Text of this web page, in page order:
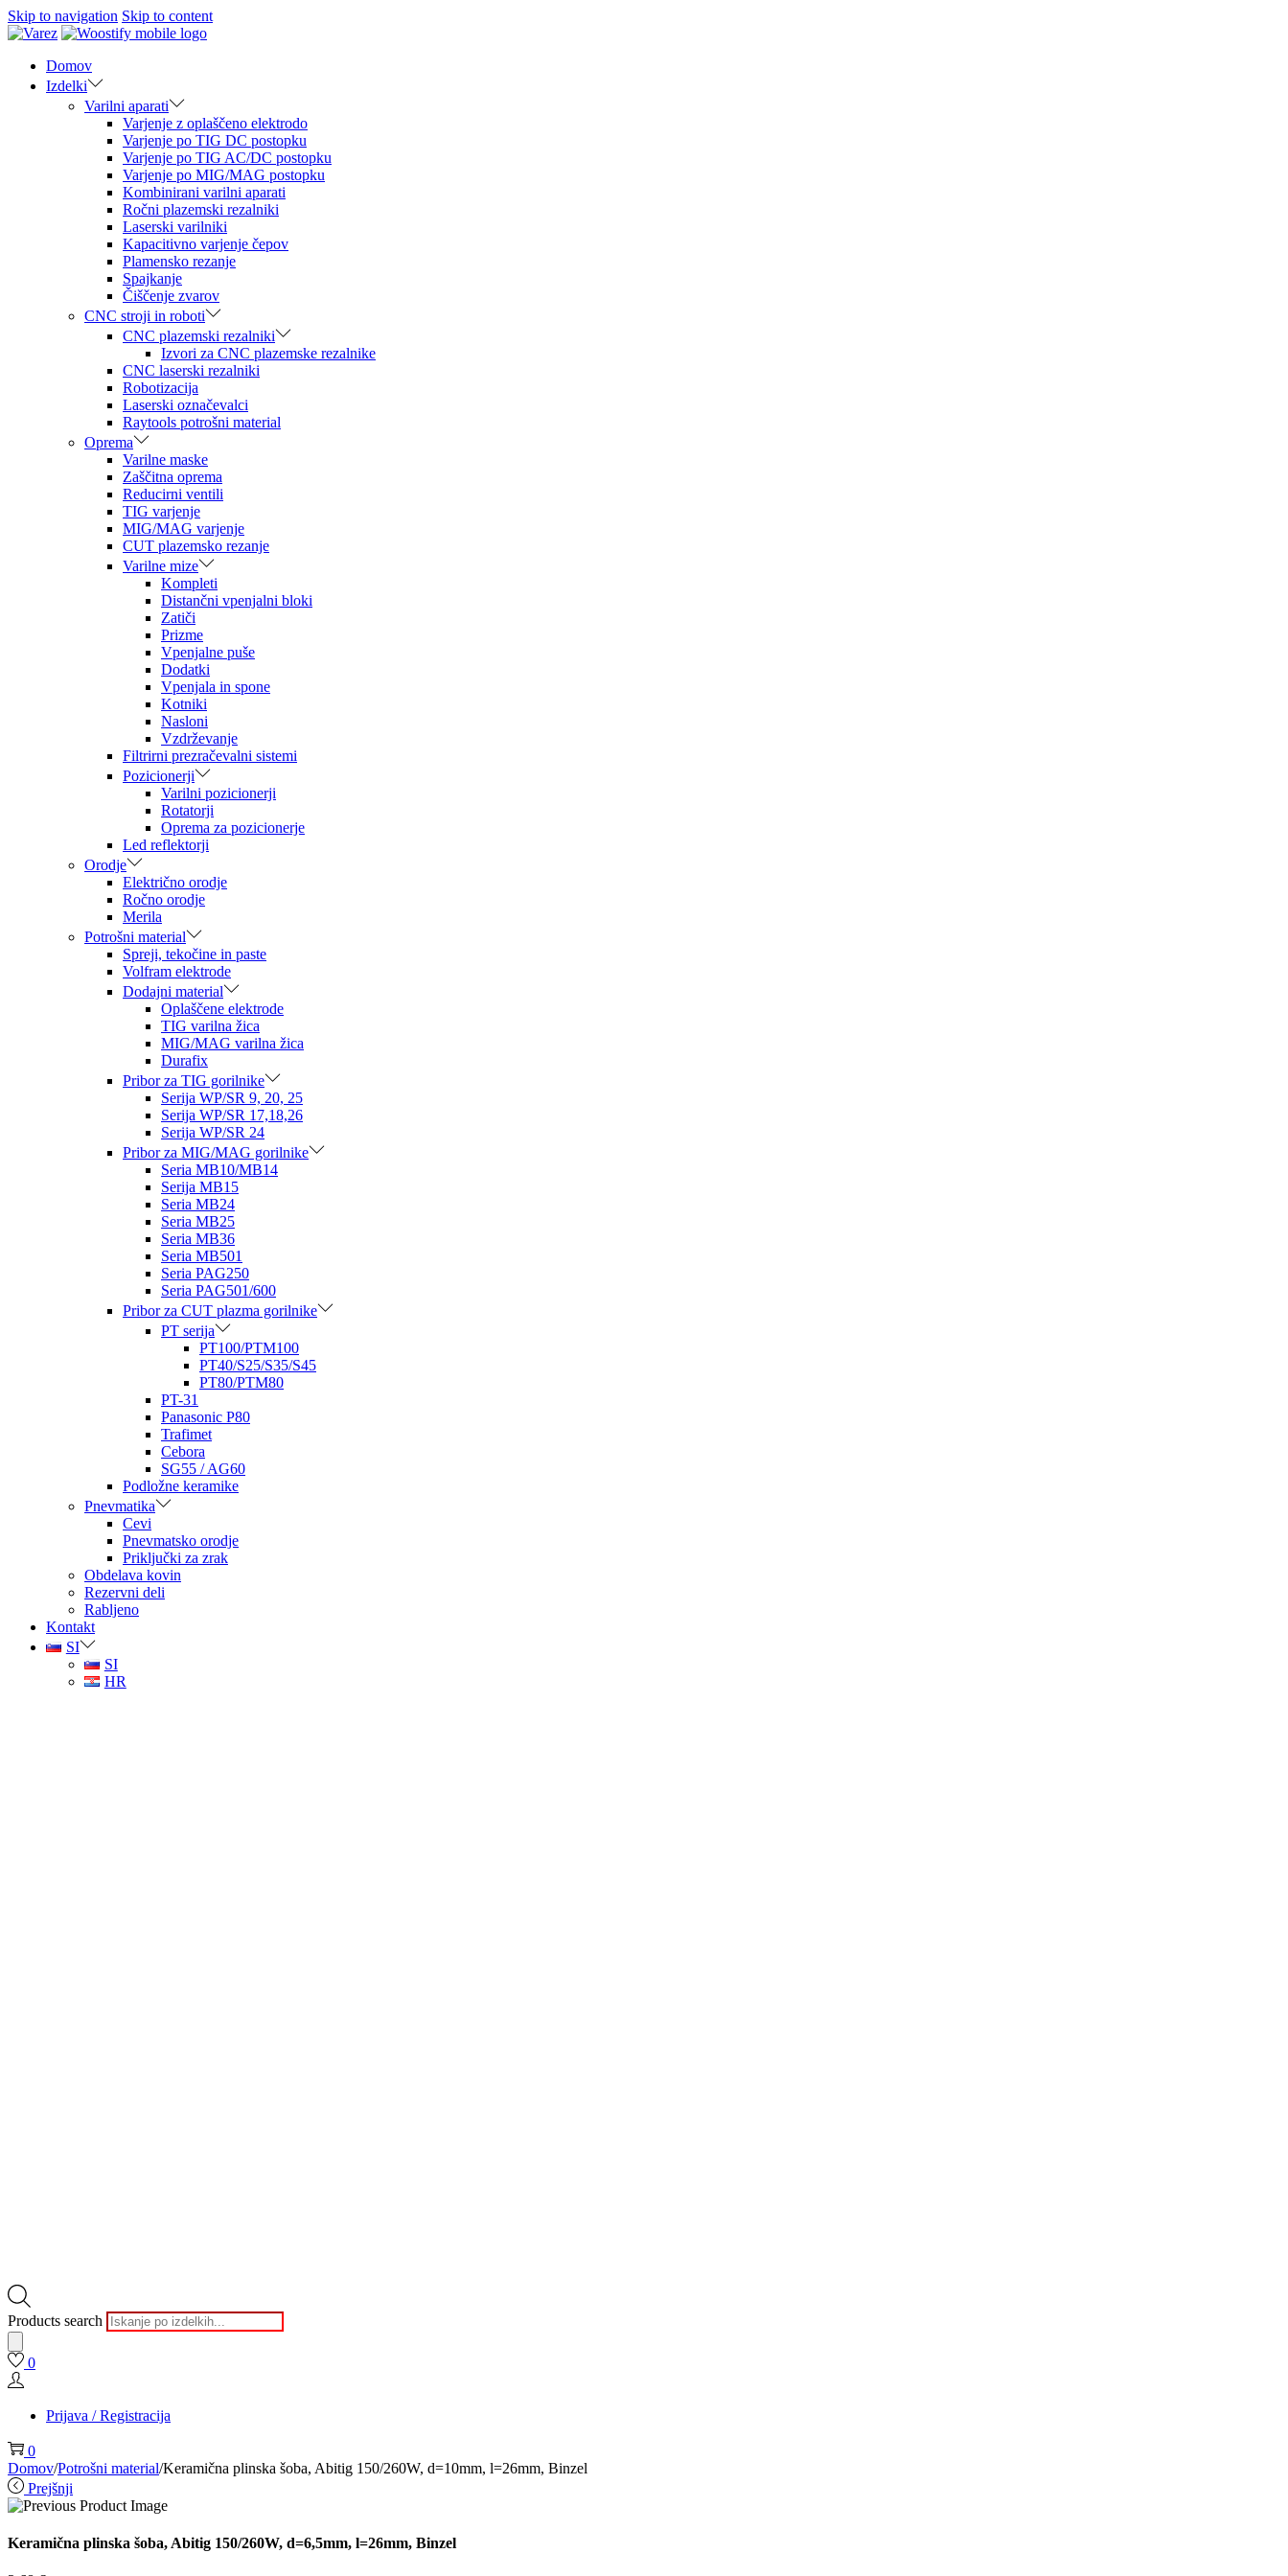
Skip to navigation Skip to content
Domov
Izdelki
Varilni aparati
Varjenje z oplaščeno elektrodo
Varjenje po TIG DC postopku
Varjenje po TIG AC/DC postopku
Varjenje po MIG/MAG postopku
Kombinirani varilni aparati
Ročni plazemski rezalniki
Laserski varilniki
Kapacitivno varjenje čepov
Plamensko rezanje
Spajkanje
Čiščenje zvarov
CNC stroji in roboti
CNC plazemski rezalniki
Izvori za CNC plazemske rezalnike
CNC laserski rezalniki
Robotizacija
Laserski označevalci
Raytools potrošni material
Oprema
Varilne maske
Zaščitna oprema
Reducirni ventili
TIG varjenje
MIG/MAG varjenje
CUT plazemsko rezanje
Varilne mize
Kompleti
Distančni vpenjalni bloki
Zatiči
Prizme
Vpenjalne puše
Dodatki
Vpenjala in spone
Kotniki
Nasloni
Vzdrževanje
Filtrirni prezračevalni sistemi
Pozicionerji
Varilni pozicionerji
Rotatorji
Oprema za pozicionerje
Led reflektorji
Orodje
Električno orodje
Ročno orodje
Merila
Potrošni material
Spreji, tekočine in paste
Volfram elektrode
Dodajni material
Oplaščene elektrode
TIG varilna žica
MIG/MAG varilna žica
Durafix
Pribor za TIG gorilnike
Serija WP/SR 9, 20, 25
Serija WP/SR 17,18,26
Serija WP/SR 24
Pribor za MIG/MAG gorilnike
Seria MB10/MB14
Serija MB15
Seria MB24
Seria MB25
Seria MB36
Seria MB501
Seria PAG250
Seria PAG501/600
Pribor za CUT plazma gorilnike
PT serija
PT100/PTM100
PT40/S25/S35/S45
PT80/PTM80
PT-31
Panasonic P80
Trafimet
Cebora
SG55 / AG60
Podložne keramike
Pnevmatika
Cevi
Pnevmatsko orodje
Priključki za zrak
Obdelava kovin
Rezervni deli
Rabljeno
Kontakt
SI
SI
HR
Products search
0
Prijava / Registracija
0
Domov/Potrošni material/Keramična plinska šoba, Abitig 150/260W, d=10mm, l=26mm, Binzel
Prejšnji
Keramična plinska šoba, Abitig 150/260W, d=6,5mm, l=26mm, Binzel